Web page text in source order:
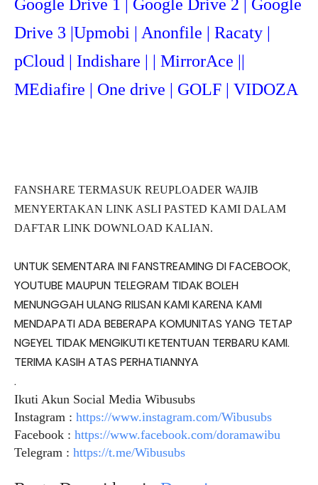
Google Drive 1 | Google Drive 2 | Google
Drive 3 |Upmobi | Anonfile | Racaty |
pCloud | Indishare | | MirrorAce ||
MEdiafire | One drive | GOLF | VIDOZA
FANSHARE TERMASUK REUPLOADER WAJIB
MENYERTAKAN LINK ASLI PASTED KAMI DALAM
DAFTAR LINK DOWNLOAD KALIAN.
UNTUK SEMENTARA INI FANSTREAMING DI FACEBOOK,
YOUTUBE MAUPUN TELEGRAM TIDAK BOLEH
MENUNGGAH ULANG RILISAN KAMI KARENA KAMI
MENDAPATI ADA BEBERAPA KOMUNITAS YANG TETAP
NGEYEL TIDAK MENGIKUTI KETENTUAN TERBARU KAMI.
TERIMA KASIH ATAS PERHATIANNYA
.
Ikuti Akun Social Media Wibusubs
Instagram : https://www.instagram.com/Wibusubs
Facebook : https://www.facebook.com/doramawibu
Telegram : https://t.me/Wibusubs